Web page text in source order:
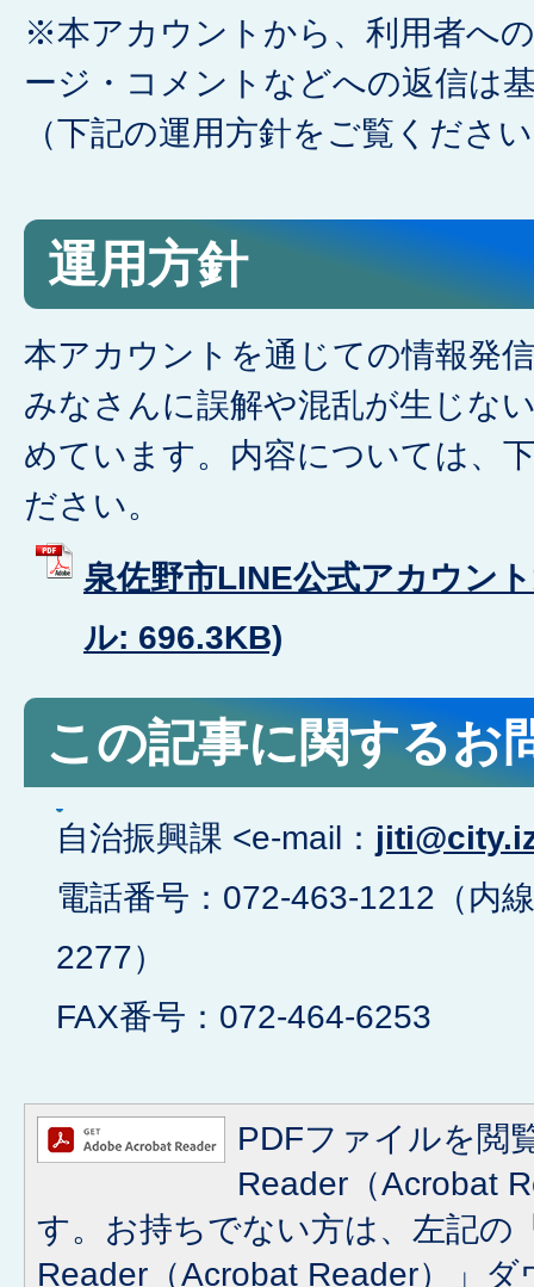
※本アカウントから、利用者へ
ージ・コメントなどへの返信は
（下記の運用方針をご覧くださ
運用方針
本アカウントを通じての情報発
みなさんに誤解や混乱が生じな
めています。内容については、
ださい。
泉佐野市LINE公式アカウン
ル: 696.3KB)
この記事に関するお
自治振興課 <e-mail：
電話番号：072-463-1212（内
2277）
FAX番号：072-464-6253
PDFファイルを閲
Reader（Acrobat
す。お持ちでない方は、左記の
Reader（Acrobat Reader）」